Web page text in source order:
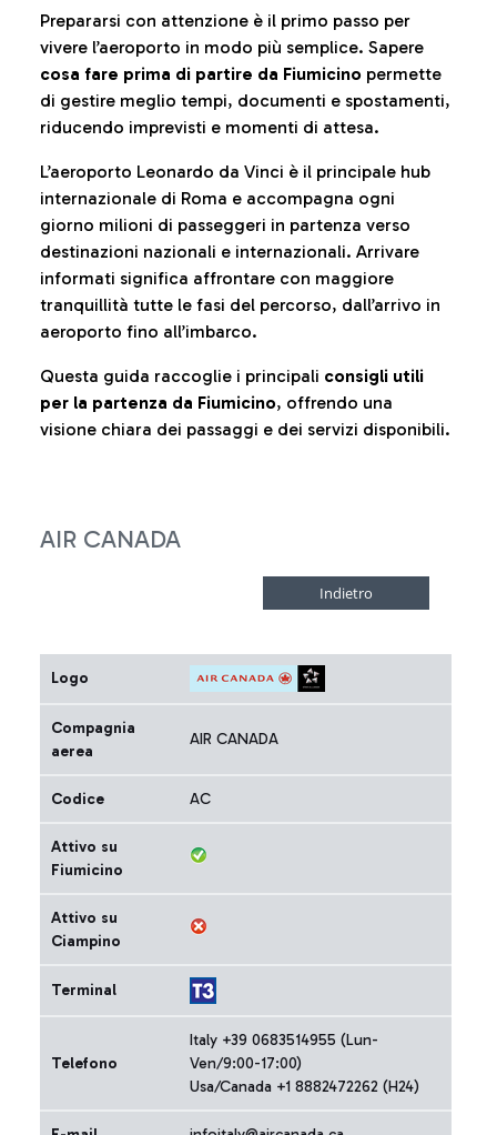
Prepararsi con attenzione è il primo passo per
vivere l’aeroporto in modo più semplice. Sapere
cosa fare prima di partire da Fiumicino permette
di gestire meglio tempi, documenti e spostamenti,
riducendo imprevisti e momenti di attesa.
L’aeroporto Leonardo da Vinci è il principale hub
internazionale di Roma e accompagna ogni
giorno milioni di passeggeri in partenza verso
destinazioni nazionali e internazionali. Arrivare
informati significa affrontare con maggiore
tranquillità tutte le fasi del percorso, dall’arrivo in
aeroporto fino all’imbarco.
Questa guida raccoglie i principali consigli utili
per la partenza da Fiumicino, offrendo una
visione chiara dei passaggi e dei servizi disponibili.
AIR CANADA
Logo
Compagnia
aerea
AIR CANADA
Codice AC
Attivo su
Fiumicino
Attivo su
Ciampino
Terminal
Telefono
Italy +39 0683514955 (Lun-
Ven/9:00-17:00)
Usa/Canada +1 8882472262 (H24)